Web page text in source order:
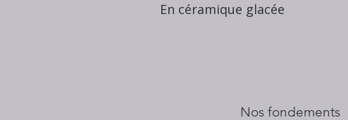
En céramique glacée
Nos fondements